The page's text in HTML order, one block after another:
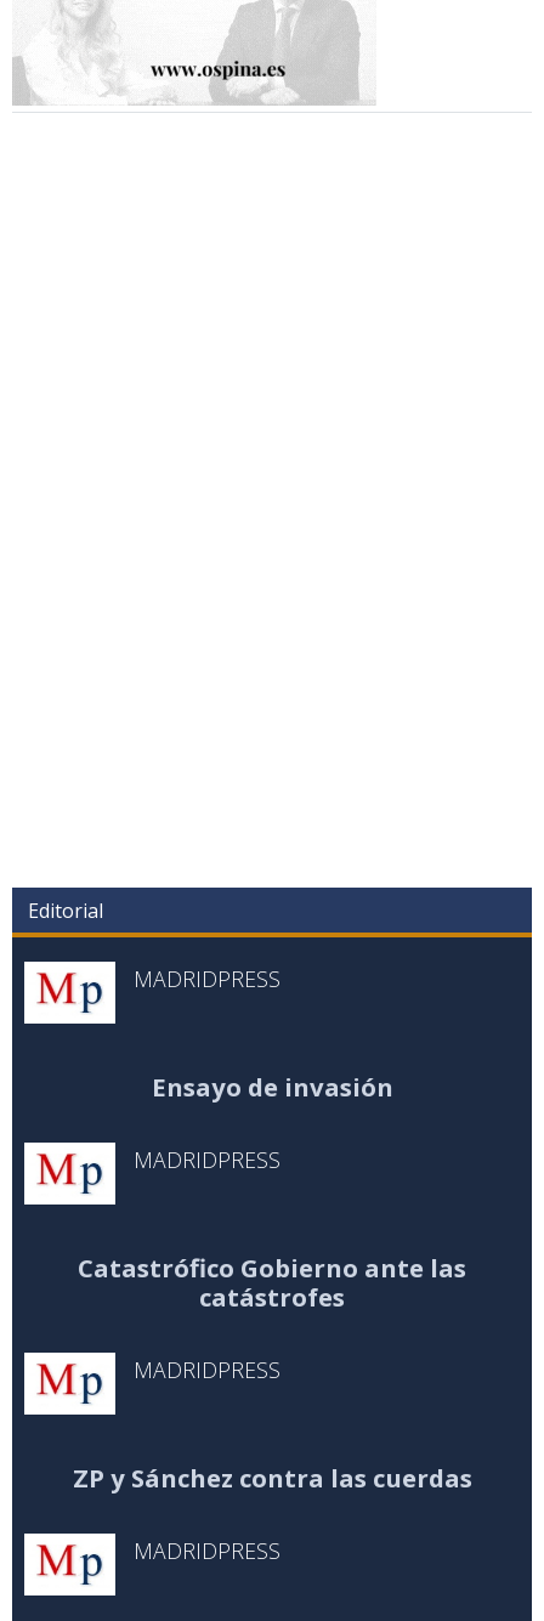
Editorial
MADRIDPRESS
Ensayo de invasión
MADRIDPRESS
Catastrófico Gobierno ante las
catástrofes
MADRIDPRESS
ZP y Sánchez contra las cuerdas
MADRIDPRESS